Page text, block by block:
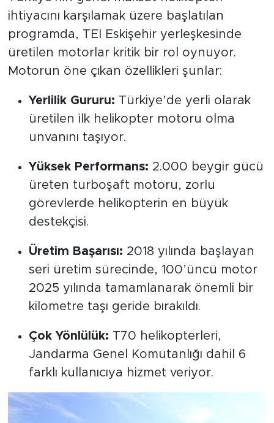
ihtiyacını karşılamak üzere başlatılan
programda, TEI Eskişehir yerleşkesinde
üretilen motorlar kritik bir rol oynuyor.
Motorun öne çıkan özellikleri şunlar:
Yerlilik Gururu: Türkiye’de yerli olarak
üretilen ilk helikopter motoru olma
unvanını taşıyor.
Yüksek Performans: 2.000 beygir gücü
üreten turboşaft motoru, zorlu
görevlerde helikopterin en büyük
destekçisi.
Üretim Başarısı: 2018 yılında başlayan
seri üretim sürecinde, 100’üncü motor
2025 yılında tamamlanarak önemli bir
kilometre taşı geride bırakıldı.
Çok Yönlülük: T70 helikopterleri,
Jandarma Genel Komutanlığı dahil 6
farklı kullanıcıya hizmet veriyor.